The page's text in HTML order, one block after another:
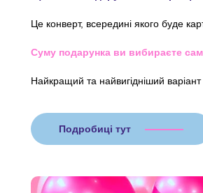
Це конверт, всередині якого буде
Суму подарунка ви вибираєте
Найкращий та найвигідніший
Подробиці тут